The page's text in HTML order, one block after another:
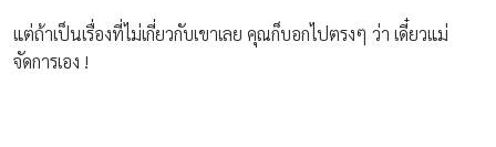
แต่ถ้าเป็นเรื่องที่ไม่เกี่ยวกับเขาเลย คุณก็บอกไปตรงๆ ว่า เดี๋ยวแม่
จัดการเอง !